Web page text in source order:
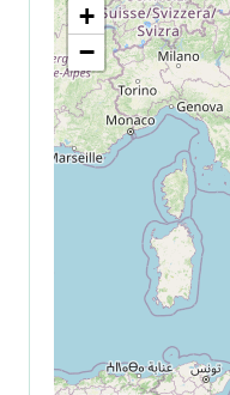
+
−